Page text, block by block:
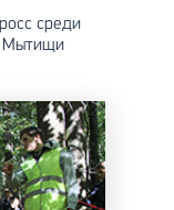
среди
Мытищи